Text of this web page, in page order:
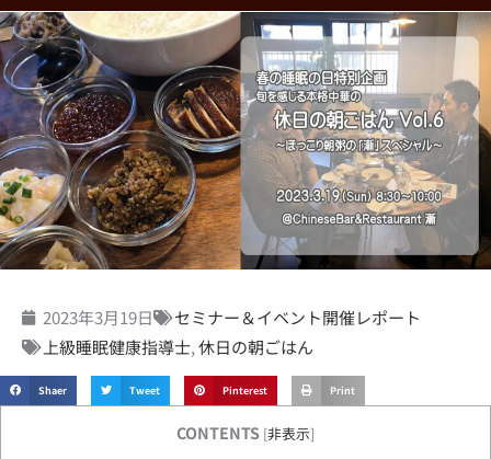
2023年3月19日
セミナー＆イベント開催レポート
上級睡眠健康指導士,休日の朝ごはん
Shaer Tweet Pinterest Print
CONTENTS [非表示]